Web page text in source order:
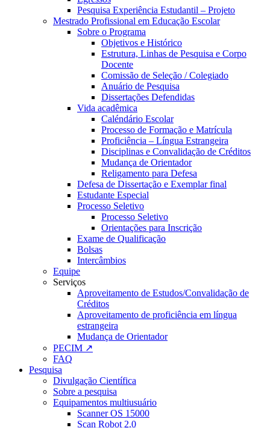
Pesquisa Experiência Estudantil – Projeto
Mestrado Profissional em Educação Escolar
Sobre o Programa
Objetivos e Histórico
Estrutura, Linhas de Pesquisa e Corpo
Docente
Comissão de Seleção / Colegiado
Anuário de Pesquisa
Dissertações Defendidas
Vida acadêmica
Caléndário Escolar
Processo de Formação e Matrícula
Proficiência – Língua Estrangeira
Disciplinas e Convalidação de Créditos
Mudança de Orientador
Religamento para Defesa
Defesa de Dissertação e Exemplar final
Estudante Especial
Processo Seletivo
Processo Seletivo
Orientações para Inscrição
Exame de Qualificação
Bolsas
Intercâmbios
Equipe
Serviços
Aproveitamento de Estudos/Convalidação de
Créditos
Aproveitamento de proficiência em língua
estrangeira
Mudança de Orientador
PECIM ↗
FAQ
Pesquisa
Divulgação Científica
Sobre a pesquisa
Equipamentos multiusuário
Scanner OS 15000
Scan Robot 2.0